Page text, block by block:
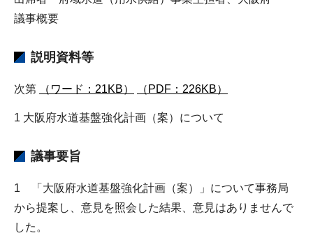
議事概要
説明資料等
次第 （ワード：21KB） （PDF：226KB）
1 大阪府水道基盤強化計画（案）について
議事要旨
1 「大阪府水道基盤強化計画（案）」について事務局
から提案し、意見を照会した結果、意見はありませんで
した。